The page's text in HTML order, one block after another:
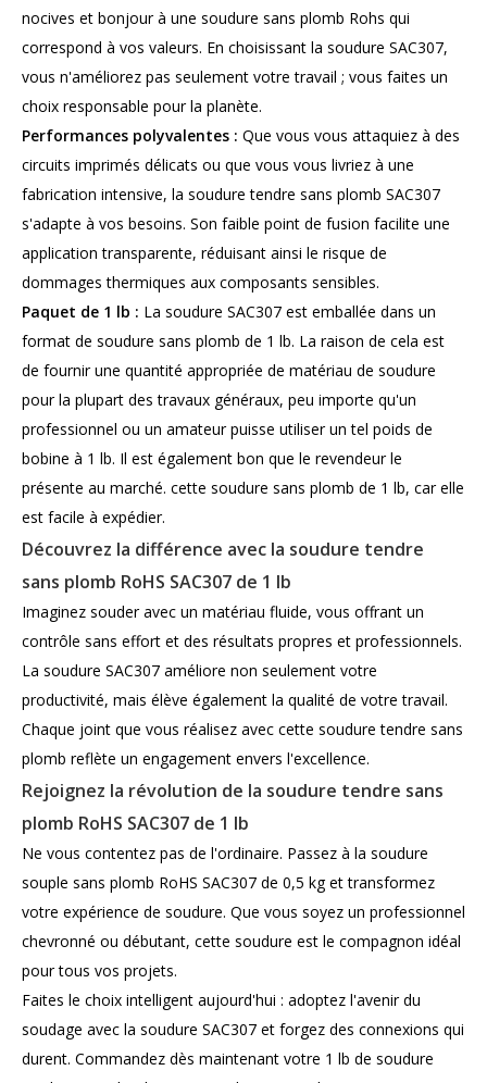
nocives et bonjour à une soudure sans plomb Rohs qui
correspond à vos valeurs. En choisissant la soudure SAC307,
vous n'améliorez pas seulement votre travail ; vous faites un
choix responsable pour la planète.
Performances polyvalentes : Que vous vous attaquiez à des
circuits imprimés délicats ou que vous vous livriez à une
fabrication intensive, la soudure tendre sans plomb SAC307
s'adapte à vos besoins. Son faible point de fusion facilite une
application transparente, réduisant ainsi le risque de
dommages thermiques aux composants sensibles.
Paquet de 1 lb : La soudure SAC307 est emballée dans un
format de soudure sans plomb de 1 lb. La raison de cela est
de fournir une quantité appropriée de matériau de soudure
pour la plupart des travaux généraux, peu importe qu'un
professionnel ou un amateur puisse utiliser un tel poids de
bobine à 1 lb. Il est également bon que le revendeur le
présente au marché. cette soudure sans plomb de 1 lb, car elle
est facile à expédier.
Découvrez la différence avec la soudure tendre
sans plomb RoHS SAC307 de 1 lb
Imaginez souder avec un matériau fluide, vous offrant un
contrôle sans effort et des résultats propres et professionnels.
La soudure SAC307 améliore non seulement votre
productivité, mais élève également la qualité de votre travail.
Chaque joint que vous réalisez avec cette soudure tendre sans
plomb reflète un engagement envers l'excellence.
Rejoignez la révolution de la soudure tendre sans
plomb RoHS SAC307 de 1 lb
Ne vous contentez pas de l'ordinaire. Passez à la soudure
souple sans plomb RoHS SAC307 de 0,5 kg et transformez
votre expérience de soudure. Que vous soyez un professionnel
chevronné ou débutant, cette soudure est le compagnon idéal
pour tous vos projets.
Faites le choix intelligent aujourd'hui : adoptez l'avenir du
soudage avec la soudure SAC307 et forgez des connexions qui
durent. Commandez dès maintenant votre 1 lb de soudure